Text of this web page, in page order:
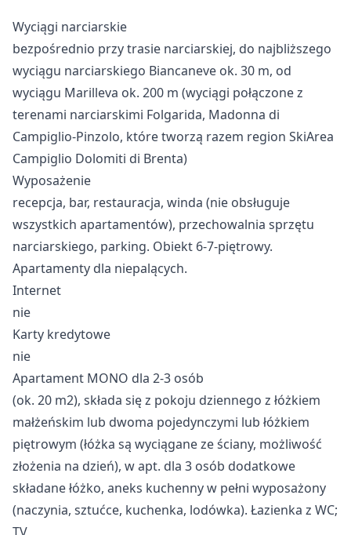
Wyciągi narciarskie
bezpośrednio przy trasie narciarskiej, do najbliższego
wyciągu narciarskiego Biancaneve ok. 30 m, od
wyciągu Marilleva ok. 200 m (wyciągi połączone z
terenami narciarskimi Folgarida, Madonna di
Campiglio-Pinzolo, które tworzą razem region SkiArea
Campiglio Dolomiti di Brenta)
Wyposażenie
recepcja, bar, restauracja, winda (nie obsługuje
wszystkich apartamentów), przechowalnia sprzętu
narciarskiego, parking. Obiekt 6-7-piętrowy.
Apartamenty dla niepalących.
Internet
nie
Karty kredytowe
nie
Apartament MONO dla 2-3 osób
(ok. 20 m2), składa się z pokoju dziennego z łóżkiem
małżeńskim lub dwoma pojedynczymi lub łóżkiem
piętrowym (łóżka są wyciągane ze ściany, możliwość
złożenia na dzień), w apt. dla 3 osób dodatkowe
składane łóżko, aneks kuchenny w pełni wyposażony
(naczynia, sztućce, kuchenka, lodówka). Łazienka z WC;